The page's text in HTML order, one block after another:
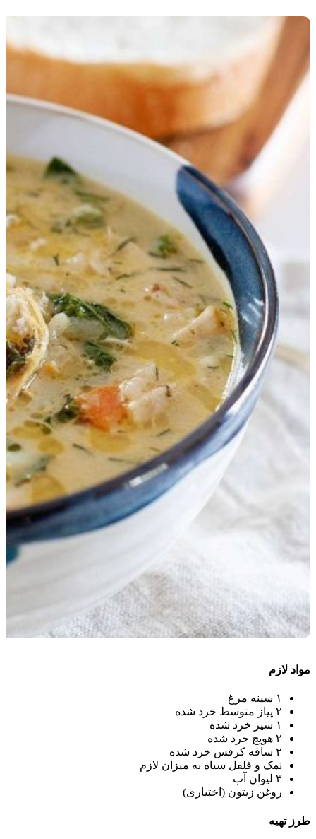
مواد لازم
۱ سینه مرغ
۲ پیاز متوسط خرد شده
۱ سیر خرد شده
۲ هویج خرد شده
۲ ساقه کرفس خرد شده
نمک و فلفل سیاه به میزان لازم
۳ لیوان آب
روغن زیتون (اختیاری)
طرز تهیه